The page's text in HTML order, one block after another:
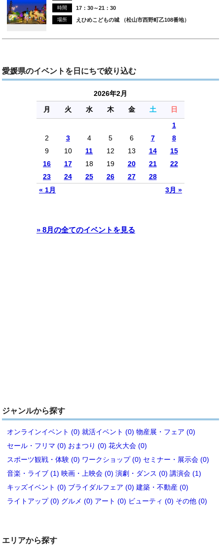
時間 17：30～21：30
場所 えひめこどもの城 （松山市西野町乙108番地）
愛媛県のイベントを日にちで絞り込む
2026年2月
月
火 水 木 金 土 日
« 1月 3月 »
1
2
3 4 5 6 7
8
9
10 11 12 13 14
15
16
17 18 19 20 21
22
23
24 25 26 27 28
» 8月の全てのイベントを見る
ジャンルから探す
オンラインイベント (0) 就活イベント (0) 物産展・フェア (0)
セール・フリマ (0) おまつり (0) 花火大会 (0)
スポーツ観戦・体験 (0) ワークショップ (0) セミナー・展示会 (0)
音楽・ライブ (1) 映画・上映会 (0) 演劇・ダンス (0) 講演会 (1)
キッズイベント (0) ブライダルフェア (0) 建築・不動産 (0)
ライトアップ (0) グルメ (0) アート (0) ビューティ (0) その他 (0)
エリアから探す